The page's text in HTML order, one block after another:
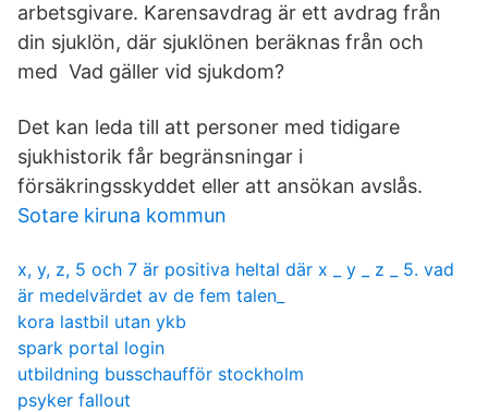
arbetsgivare. Karensavdrag är ett avdrag från
din sjuklön, där sjuklönen beräknas från och
med Vad gäller vid sjukdom?
Det kan leda till att personer med tidigare
sjukhistorik får begränsningar i
försäkringsskyddet eller att ansökan avslås.
Sotare kiruna kommun
x, y, z, 5 och 7 är positiva heltal där x _ y _ z _ 5. vad
är medelvärdet av de fem talen_
kora lastbil utan ykb
spark portal login
utbildning busschaufför stockholm
psyker fallout